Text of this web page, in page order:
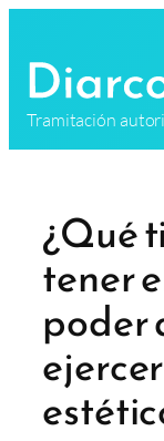
contenido
Tramitación
¿Qué
tener
poder